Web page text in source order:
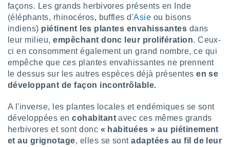
sur
la
créer
pour
des
façons. Les grands herbivores présents en Inde
(éléphants, rhinocéros, buffles d'Asie ou bisons
indiens) piétinent les plantes envahissantes dans
leur milieu,empêchant donc leur prolifération. Ceux-
ci en consomment également un grand nombre, ce qui
empêche que ces plantes envahissantes ne prennent
le dessus sur les autres espèces déjà présentes en se
développant de façon incontrôlable.
A l'inverse, les plantes locales et endémiques se sont
développées encohabitant avec ces mêmes grands
herbivores et sont donc « habituées » au piétinement
et au grignotage, elles se sontadaptées au fil de leur